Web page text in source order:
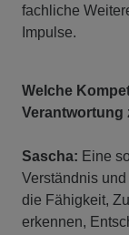
fachliche
Impulse.
Welche
Verantwortung
Sascha: Eine
Verständnis
die Fähigkeit,
erkennen,